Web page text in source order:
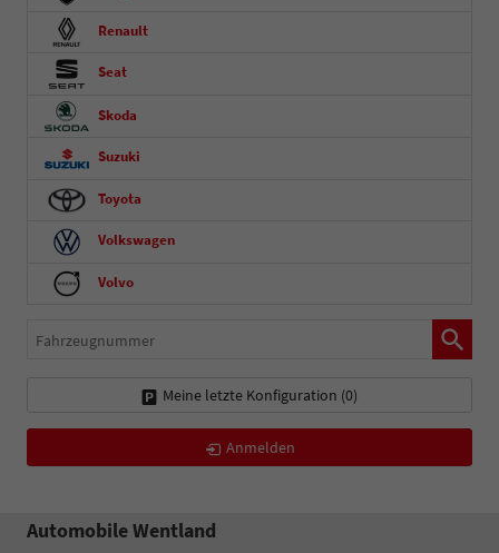
Renault
Seat
Skoda
Suzuki
Toyota
Volkswagen
Volvo
Fahrzeugnummer
Meine letzte Konfiguration (0)
Anmelden
Automobile Wentland